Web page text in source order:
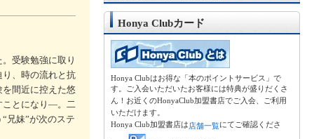
受験勉強に取り
、時の流れと抗
間近に控えた悠
ことになり―。二
兄妹”が次のステ
Honya Clubカード
Honya Clubはお得な「本のポイントサービス」で
す。ご入会いただいたお客様には特典が盛りだくさ
ん！お近くのHonyaClub加盟書店でご入会、ご利用
いただけます。
Honya Club加盟書店は店舗一覧にてご確認くださ